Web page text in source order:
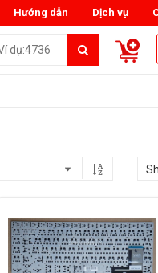
Dịch vụ
Hướng dẫn